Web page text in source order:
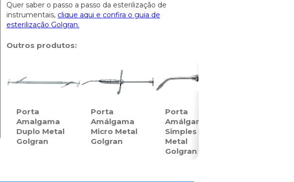
Quer saber o passo a passo da esterilização de
instrumentais, clique aqui e confira o guia de
esterilização Golgran.
Outros produtos:
Porta
Amalgama
Duplo Metal
Golgran
Porta
Amálgama
Micro Metal
Golgran
Porta
Amálgama
Simples
Metal
Golgran